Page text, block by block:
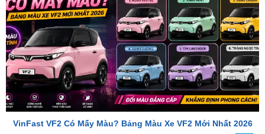
VinFast VF2 Có Mấy Màu? Bảng Màu Xe VF2 Mới Nhất 2026
TỔNG ĐÀI TƯ VẤN